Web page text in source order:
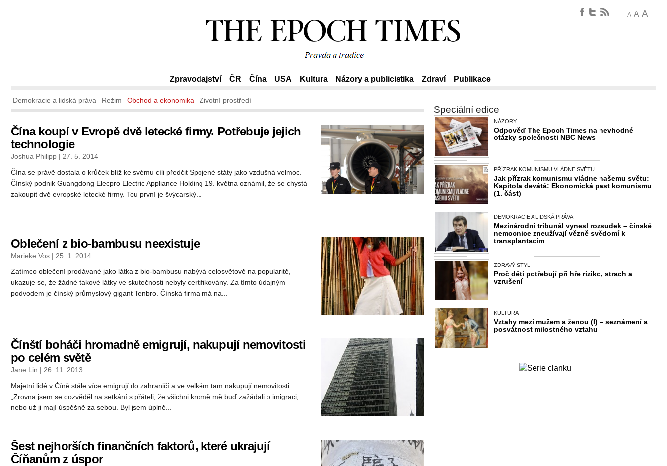
A A A
Zpravodajství ČR Čína USA Kultura Názory a publicistika Zdraví Publikace
Demokracie a lidská práva Režim Obchod a ekonomika Životní prostředí
Čína koupí v Evropě dvě letecké firmy. Potřebuje jejich
technologie
Joshua Philipp | 27. 5. 2014
Čína se právě dostala o krůček blíž ke svému cíli předčit Spojené státy jako vzdušná velmoc.
Čínský podnik Guangdong Elecpro Electric Appliance Holding 19. května oznámil, že se chystá
zakoupit dvě evropské letecké firmy. Tou první je švýcarský...
Oblečení z bio-bambusu neexistuje
Marieke Vos | 25. 1. 2014
Zatímco oblečení prodávané jako látka z bio-bambusu nabývá celosvětově na popularitě,
ukazuje se, že žádné takové látky ve skutečnosti nebyly certifikovány. Za tímto údajným
podvodem je čínský průmyslový gigant Tenbro. Čínská firma má na...
Čínští boháči hromadně emigrují, nakupují nemovitosti
po celém světě
Jane Lin | 26. 11. 2013
Majetní lidé v Číně stále více emigrují do zahraničí a ve velkém tam nakupují nemovitosti.
„Zrovna jsem se dozvěděl na setkání s přáteli, že všichni kromě mě buď zažádali o imigraci,
nebo už ji mají úspěšně za sebou. Byl jsem úplně...
Šest nejhorších finančních faktorů, které ukrajují
Číňanům z úspor
Speciální edice
NÁZORY
Odpověď The Epoch Times na nevhodné
otázky společnosti NBC News
PŘÍZRAK KOMUNISMU VLÁDNE SVĚTU
Jak přízrak komunismu vládne našemu světu:
Kapitola devátá: Ekonomická past komunismu
(1. část)
DEMOKRACIE A LIDSKÁ PRÁVA
Mezinárodní tribunál vynesl rozsudek – čínské
nemocnice zneužívají vězně svědomí k
transplantacím
ZDRAVÝ STYL
Proč děti potřebují při hře riziko, strach a
vzrušení
KULTURA
Vztahy mezi mužem a ženou (I) – seznámení a
posvátnost milostného vztahu